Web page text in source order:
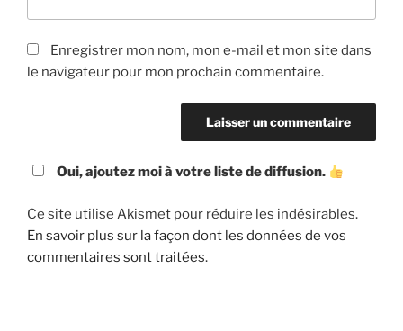
Enregistrer mon nom, mon e-mail et mon site dans
le navigateur pour mon prochain commentaire.
Oui, ajoutez moi à votre liste de diffusion.
Ce site utilise Akismet pour réduire les indésirables.
En savoir plus sur la façon dont les données de vos
commentaires sont traitées.